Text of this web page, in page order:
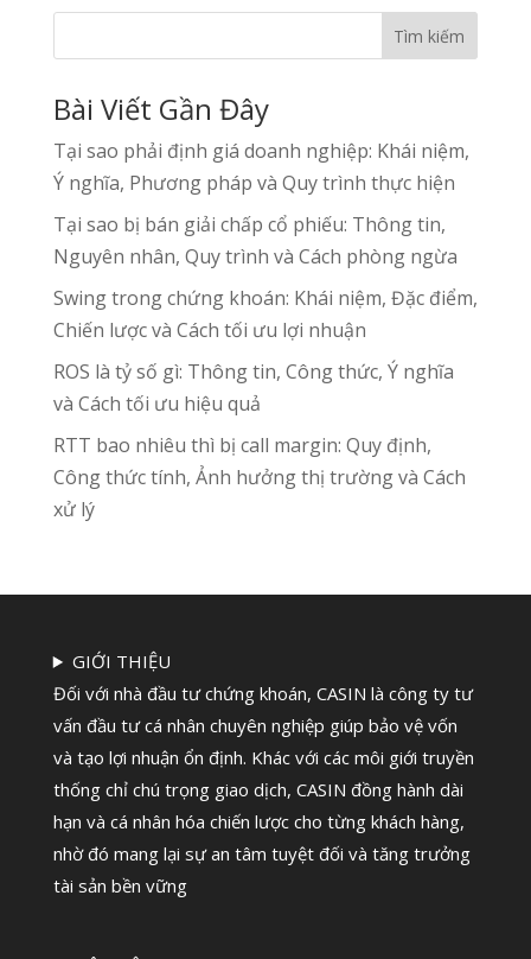
Tìm kiếm
Bài Viết Gần Đây
Tại sao phải định giá doanh nghiệp: Khái niệm,
Ý nghĩa, Phương pháp và Quy trình thực hiện
Tại sao bị bán giải chấp cổ phiếu: Thông tin,
Nguyên nhân, Quy trình và Cách phòng ngừa
Swing trong chứng khoán: Khái niệm, Đặc điểm,
Chiến lược và Cách tối ưu lợi nhuận
ROS là tỷ số gì: Thông tin, Công thức, Ý nghĩa
và Cách tối ưu hiệu quả
RTT bao nhiêu thì bị call margin: Quy định,
Công thức tính, Ảnh hưởng thị trường và Cách
xử lý
GIỚI THIỆU
Đối với nhà đầu tư chứng khoán, CASIN là công ty tư
vấn đầu tư cá nhân chuyên nghiệp giúp bảo vệ vốn
và tạo lợi nhuận ổn định. Khác với các môi giới truyền
thống chỉ chú trọng giao dịch, CASIN đồng hành dài
hạn và cá nhân hóa chiến lược cho từng khách hàng,
nhờ đó mang lại sự an tâm tuyệt đối và tăng trưởng
tài sản bền vững